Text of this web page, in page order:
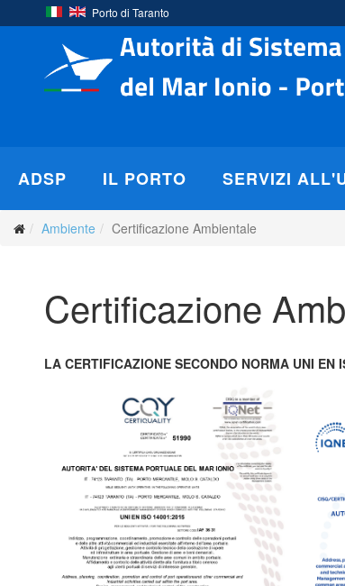
Porto di Taranto
ADSP IL PORTO SERVIZI
Ambiente Certificazione Ambientale
Certificazione
LA CERTIFICAZIONE SECONDO NORMA UNI EN